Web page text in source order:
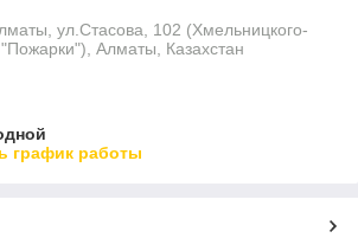
ул.Стасова, 102 (Хмельницкого-
Алматы, Казахстан
график работы